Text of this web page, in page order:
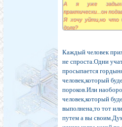
А я уже
практически...он
Я хочу уйти,но что
долг?
полностью
Иногда просто
смотреть видео
овладевают...жуть!
ЕГО
ГЛЯДЯТ,
Каждый человек
не спроста.Одни
просыпается
человек,который
пороков.Или
человек,который
выполнена,то тот
путем а вы